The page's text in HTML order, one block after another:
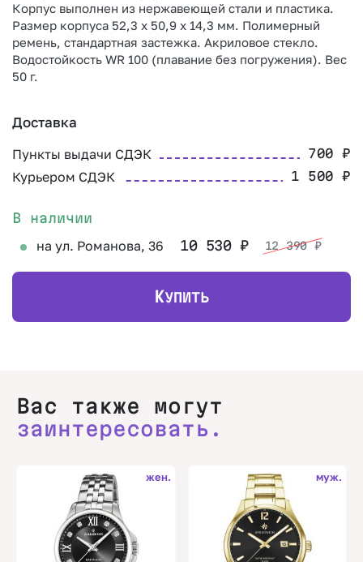
Корпус выполнен из нержавеющей стали и пластика.
Размер корпуса 52,3 х 50,9 х 14,3 мм. Полимерный
ремень, стандартная застежка. Акриловое стекло.
Водостойкость WR 100 (плавание без погружения). Вес
50 г.
Доставка
Пункты выдачи СДЭК 700₽
Курьером СДЭК 1 500₽
В наличии
на ул. Романова, 36 10 530₽ 12 390₽
КУПИТЬ
Вас также могут
заинтересовать.
жен. муж.